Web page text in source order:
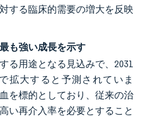
する臨床的需要の増大を反映
も強い成長を示す
る用途となる見込みで、2031
拡大すると予測されていま
を標的としており、従来の治
い再介入率を必要とすること